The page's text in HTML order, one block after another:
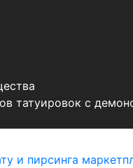
татуировок с